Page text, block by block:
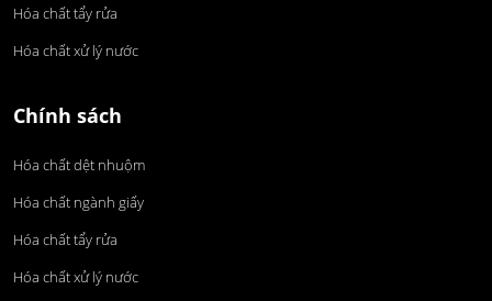
Hóa chất tẩy rửa
Hóa chất xử lý nước
Chính sách
Hóa chất dệt nhuộm
Hóa chất ngành giấy
Hóa chất tẩy rửa
Hóa chất xử lý nước